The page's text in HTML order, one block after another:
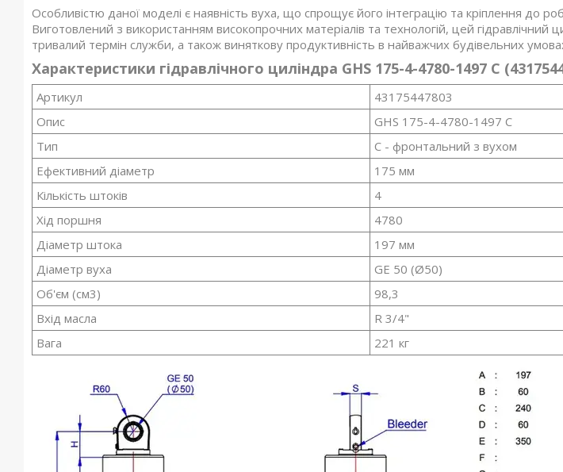
Особливістю даної моделі є наявність вуха, що спрощує його інтеграцію та кріплення до
Виготовлений з використанням високопрочних матеріалів та технологій, цей гідравлічний
тривалий термін служби, а також виняткову продуктивність в найважчих будівельних
Характеристики гідравлічного циліндра GHS 175-4-4780-1497 C
Артикул
43175447803
Опис
GHS 175-4-4780-1497 C
Тип
C - фронтальний з вухом
Ефективний діаметр
175 мм
Кількість штоків
4
Хід поршня
4780
Діаметр штока
197 мм
Діаметр вуха
GE 50 (Ø50)
Об'єм (см3)
98,3
Вхід масла
R 3/4"
Вага
221 кг